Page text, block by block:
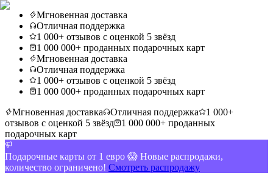
Мгновенная доставка
Отличная поддержка
1 000+ отзывов с оценкой 5 звёзд
1 000 000+ проданных подарочных карт
Мгновенная доставка
Отличная поддержка
1 000+ отзывов с оценкой 5 звёзд
1 000 000+ проданных подарочных карт
Мгновенная доставка
Отличная поддержка
1 000+
отзывов с оценкой 5 звёзд
1 000 000+ проданных
подарочных карт
Подарочные карты от 1 евро 😱 Новые распродажи,
количество ограничено! Смотреть распродажу